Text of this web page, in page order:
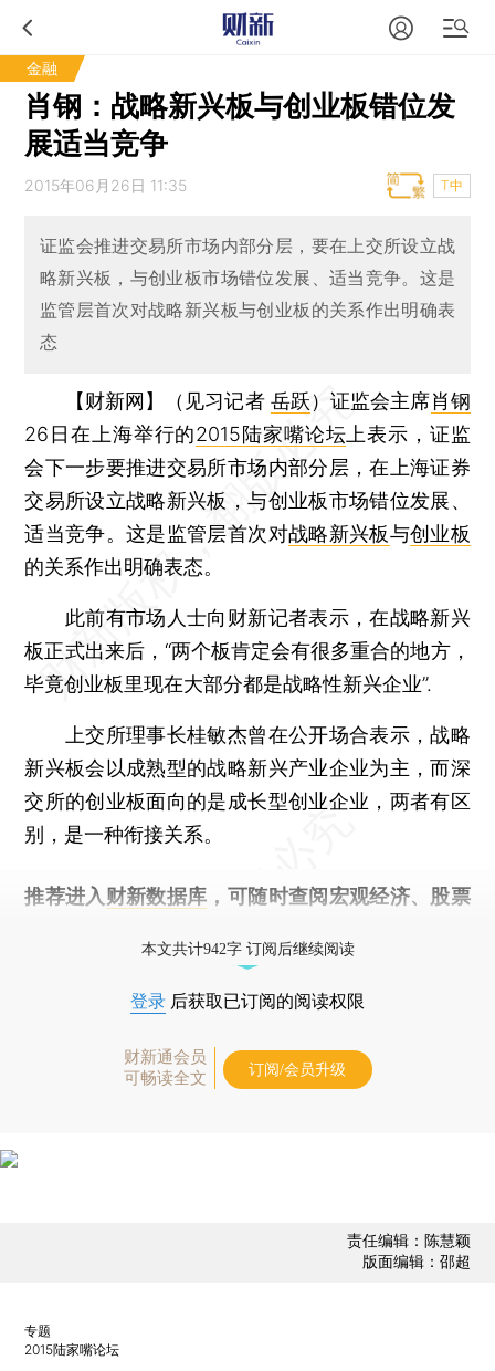
金融
肖钢：战略新兴板与创业板错位发
展适当竞争
2015年06月26日 11:35 T中
证监会推进交易所市场内部分层，要在上交所设立战
略新兴板，与创业板市场错位发展、适当竞争。这是
监管层首次对战略新兴板与创业板的关系作出明确表
态
【财新网】（见习记者 岳跃）证监会主席肖钢
26日在上海举行的2015陆家嘴论坛 上表示，证监
会下一步要推进交易所市场内部分层，在上海证券
交易所设立战略新兴板，与创业板市场错位发展、
适当竞争。这是监管层首次对战略新兴板与创业板
的关系作出明确表态。
此前有市场人士向财新记者表示，在战略新兴
板正式出来后，“两个板肯定会有很多重合的地方，
毕竟创业板里现在大部分都是战略性新兴企业”.
上交所理事长桂敏杰曾在公开场合表示，战略
新兴板会以成熟型的战略新兴产业企业为主，而深
交所的创业板面向的是成长型创业企业，两者有区
别，是一种衔接关系。
推荐进入 财新数据库 ，可随时查阅宏观经济、股票
本文共计942字 订阅后继续阅读
登录 后获取已订阅的阅读权限
财新通会员
可畅读全文
订阅/会员升级
责任编辑：陈慧颖
版面编辑：邵超
专题
2015陆家嘴论坛